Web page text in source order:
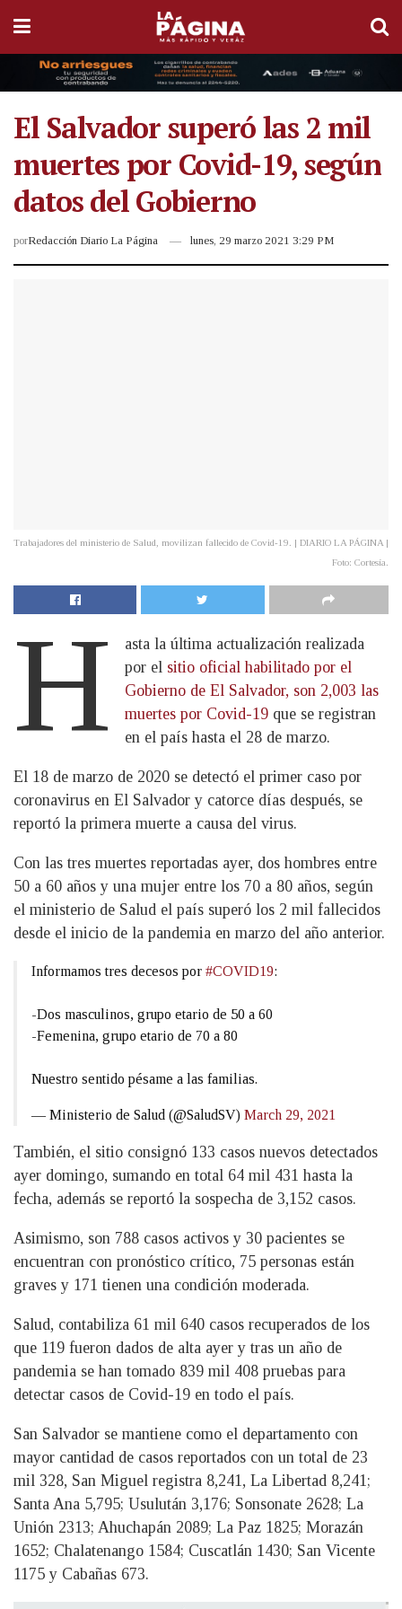
El Salvador superó las 2 mil
muertes por Covid-19, según
datos del Gobierno
porRedacción Diario La Página lunes, 29 marzo 2021 3:29 PM
Trabajadores del ministerio de Salud, movilizan fallecido de Covid-19. | DIARIO LA PÁGINA |
Foto: Cortesía.
H
asta la última actualización realizada
por el sitio oficial habilitado por el
Gobierno de El Salvador, son 2,003 las
muertes por Covid-19 que se registran
en el país hasta el 28 de marzo.
El 18 de marzo de 2020 se detectó el primer caso por
coronavirus en El Salvador y catorce días después, se
reportó la primera muerte a causa del virus.
Con las tres muertes reportadas ayer, dos hombres entre
50 a 60 años y una mujer entre los 70 a 80 años, según
el ministerio de Salud el país superó los 2 mil fallecidos
desde el inicio de la pandemia en marzo del año anterior.
Informamos tres decesos por #COVID19:
-Dos masculinos, grupo etario de 50 a 60
-Femenina, grupo etario de 70 a 80
Nuestro sentido pésame a las familias.
— Ministerio de Salud (@SaludSV) March 29, 2021
También, el sitio consignó 133 casos nuevos detectados
ayer domingo, sumando en total 64 mil 431 hasta la
fecha, además se reportó la sospecha de 3,152 casos.
Asimismo, son 788 casos activos y 30 pacientes se
encuentran con pronóstico crítico, 75 personas están
graves y 171 tienen una condición moderada.
Salud, contabiliza 61 mil 640 casos recuperados de los
que 119 fueron dados de alta ayer y tras un año de
pandemia se han tomado 839 mil 408 pruebas para
detectar casos de Covid-19 en todo el país.
San Salvador se mantiene como el departamento con
mayor cantidad de casos reportados con un total de 23
mil 328, San Miguel registra 8,241, La Libertad 8,241;
Santa Ana 5,795; Usulután 3,176; Sonsonate 2628; La
Unión 2313; Ahuchapán 2089; La Paz 1825; Morazán
1652; Chalatenango 1584; Cuscatlán 1430; San Vicente
1175 y Cabañas 673.